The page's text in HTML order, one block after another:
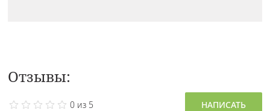
Отзывы:
0 из 5 НАПИСАТЬ